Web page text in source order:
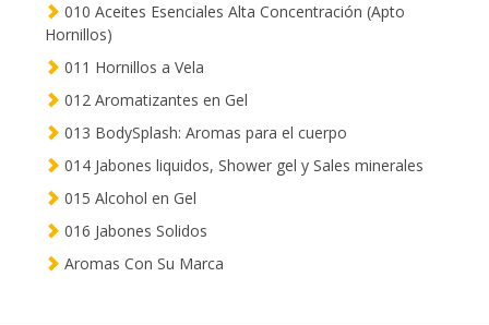
010 Aceites Esenciales Alta Concentración (Apto
Hornillos)
011 Hornillos a Vela
012 Aromatizantes en Gel
013 BodySplash: Aromas para el cuerpo
014 Jabones liquidos, Shower gel y Sales minerales
015 Alcohol en Gel
016 Jabones Solidos
Aromas Con Su Marca